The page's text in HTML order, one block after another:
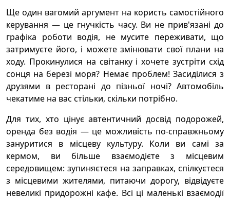
Ще один вагомий аргумент на користь самостійного
керування — це гнучкість часу. Ви не прив'язані до
графіка роботи водія, не мусите переживати, що
затримуєте його, і можете змінювати свої плани на
ходу. Прокинулися на світанку і хочете зустріти схід
сонця на березі моря? Немає проблем! Засиділися з
друзями в ресторані до пізньої ночі? Автомобіль
чекатиме на вас стільки, скільки потрібно.
Для тих, хто цінує автентичний досвід подорожей,
оренда без водія — це можливість по-справжньому
зануритися в місцеву культуру. Коли ви самі за
кермом, ви більше взаємодієте з місцевим
середовищем: зупиняєтеся на заправках, спілкуєтеся
з місцевими жителями, питаючи дорогу, відвідуєте
невеликі придорожні кафе. Всі ці маленькі взаємодії